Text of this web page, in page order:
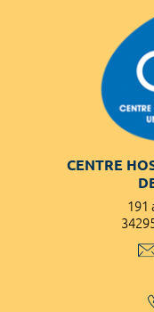
CENTRE
191